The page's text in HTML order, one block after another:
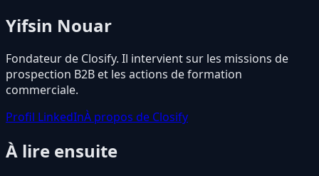
Yifsin Nouar
Fondateur de Closify. Il intervient sur les missions de
prospection B2B et les actions de formation
commerciale.
Profil LinkedInÀ propos de Closify
À lire ensuite